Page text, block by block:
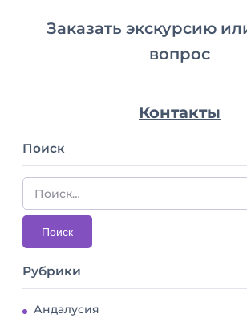
Заказать экскурсию
вопрос
Контакты
Поиск
Рубрики
Андалусия